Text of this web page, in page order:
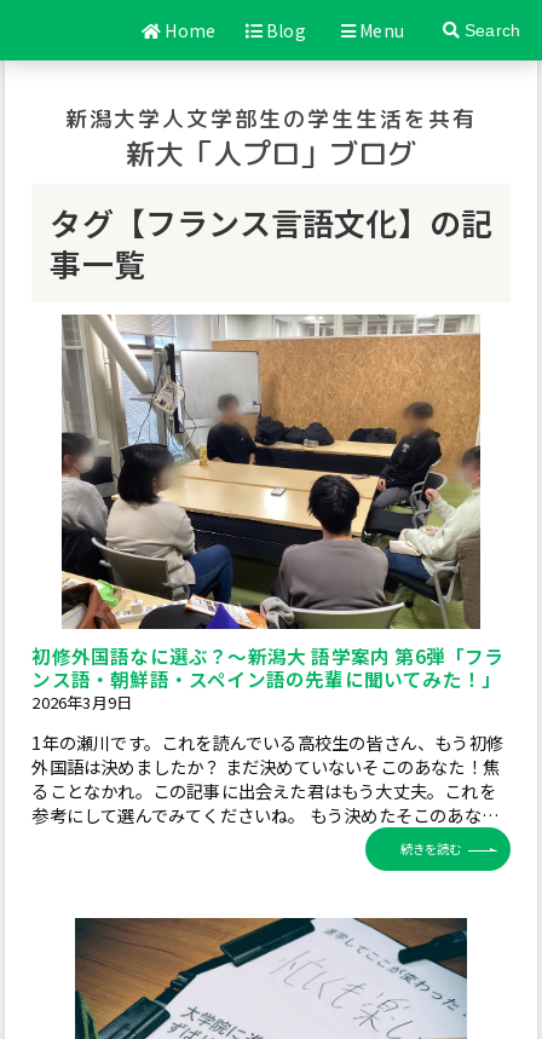
Home Blog Menu Search
新潟大学人文学部生の学生生活を共有
新大「人プロ」ブログ
タグ【フランス言語文化】の記
事一覧
初修外国語なに選ぶ？～新潟大 語学案内 第6弾「フラ
ンス語・朝鮮語・スペイン語の先輩に聞いてみた！」
2026年3月9日
1年の瀬川です。これを読んでいる高校生の皆さん、もう初修
外国語は決めましたか？ まだ決めていないそこのあなた！焦
ることなかれ。この記事に出会えた君はもう大丈夫。これを
参考にして選んでみてくださいね。 もう決めたそこのあな…
続きを読む